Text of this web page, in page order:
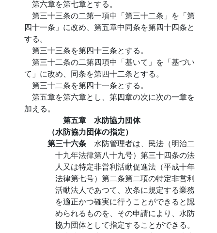
第六章を第七章とする。
第三十三条の二第一項中「第三十二条」を「第
四十一条」に改め、第五章中同条を第四十四条と
する。
第三十三条を第四十三条とする。
第三十二条の二第四項中「基いて」を「基づい
て」に改め、同条を第四十二条とする。
第三十二条を第四十一条とする。
第五章を第六章とし、第四章の次に次の一章を
加える。
第五章 水防協力団体
（水防協力団体の指定）
第三十六条 水防管理者は、民法（明治二
十九年法律第八十九号）第三十四条の法
人又は特定非営利活動促進法（平成十年
法律第七号）第二条第二項の特定非営利
活動法人であつて、次条に規定する業務
を適正かつ確実に行うことができると認
められるものを、その申請により、水防
協力団体として指定することができる。